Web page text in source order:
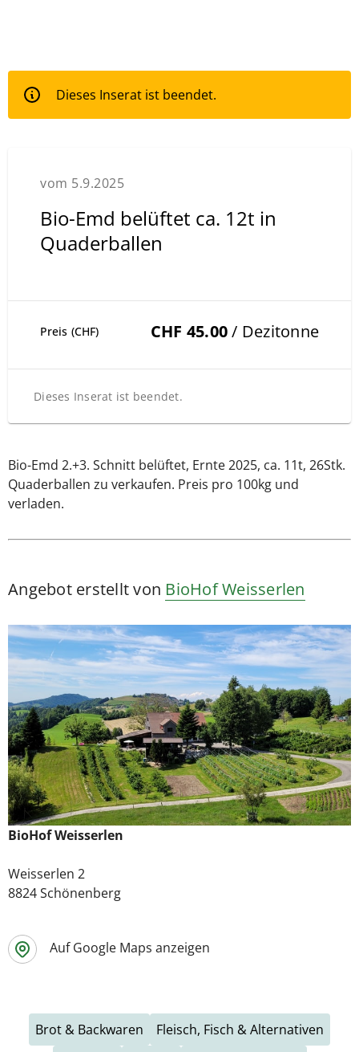
Dieses Inserat ist beendet.
vom 5.9.2025
Bio-Emd belüftet ca. 12t in
Quaderballen
Preis (CHF) CHF 45.00/ Dezitonne
Dieses Inserat ist beendet.
Bio-Emd 2.+3. Schnitt belüftet, Ernte 2025, ca. 11t, 26Stk.
Quaderballen zu verkaufen. Preis pro 100kg und
verladen.
Angebot erstellt von BioHof Weisserlen
BioHof Weisserlen
Weisserlen 2
8824 Schönenberg
Auf Google Maps anzeigen
Brot & Backwaren
Fleisch, Fisch & Alternativen